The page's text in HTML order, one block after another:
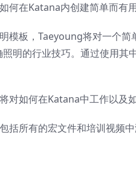
何在Katana内创建简单而有
模板，Taeyoung将对一个简
明的行业技巧。通过使用
对如何在Katana中工作以及
括所有的宏文件和培训视频中